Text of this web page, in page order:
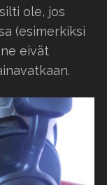
ole, jos
(esimerkiksi
eivät